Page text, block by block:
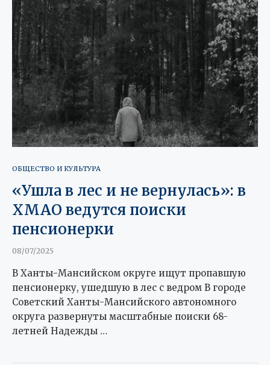
ОБЩЕСТВО И КУЛЬТУРА
«Ушла в лес и не вернулась»: в
ХМАО ведутся поиски
пенсионерки
08/07/2025
В Ханты-Мансийском округе ищут пропавшую
пенсионерку, ушедшую в лес с ведром В городе
Советский Ханты-Мансийского автономного
округа развернуты масштабные поиски 68-
летней Надежды …